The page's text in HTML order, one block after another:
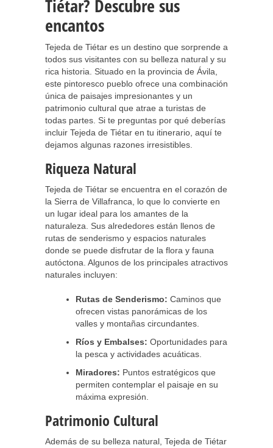
Tiétar? Descubre sus
encantos
Tejeda de Tiétar es un destino que sorprende a
todos sus visitantes con su belleza natural y su
rica historia. Situado en la provincia de Ávila,
este pintoresco pueblo ofrece una combinación
única de paisajes impresionantes y un
patrimonio cultural que atrae a turistas de
todas partes. Si te preguntas por qué deberías
incluir Tejeda de Tiétar en tu itinerario, aquí te
dejamos algunas razones irresistibles.
Riqueza Natural
Tejeda de Tiétar se encuentra en el corazón de
la Sierra de Villafranca, lo que lo convierte en
un lugar ideal para los amantes de la
naturaleza. Sus alrededores están llenos de
rutas de senderismo y espacios naturales
donde se puede disfrutar de la flora y fauna
autóctona. Algunos de los principales atractivos
naturales incluyen:
Rutas de Senderismo: Caminos que
ofrecen vistas panorámicas de los
valles y montañas circundantes.
Ríos y Embalses: Oportunidades para
la pesca y actividades acuáticas.
Miradores: Puntos estratégicos que
permiten contemplar el paisaje en su
máxima expresión.
Patrimonio Cultural
Además de su belleza natural, Tejeda de Tiétar